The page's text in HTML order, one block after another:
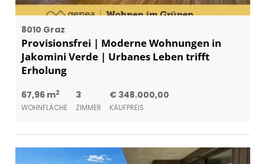
8010 Graz
Provisionsfrei | Moderne Wohnungen in
Jakomini Verde | Urbanes Leben trifft
Erholung
67,96 m2
WOHNFLÄCHE
3
ZIMMER
€ 348.000,00
KAUFPREIS